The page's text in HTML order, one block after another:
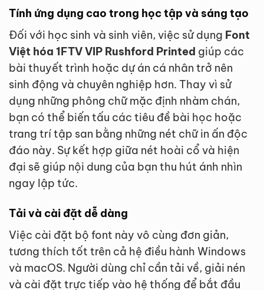
Tính ứng dụng cao trong học tập và sáng tạo
Đối với học sinh và sinh viên, việc sử dụng Font
Việt hóa 1FTV VIP Rushford Printed giúp các
bài thuyết trình hoặc dự án cá nhân trở nên
sinh động và chuyên nghiệp hơn. Thay vì sử
dụng những phông chữ mặc định nhàm chán,
bạn có thể biến tấu các tiêu đề bài học hoặc
trang trí tập san bằng những nét chữ in ấn độc
đáo này. Sự kết hợp giữa nét hoài cổ và hiện
đại sẽ giúp nội dung của bạn thu hút ánh nhìn
ngay lập tức.
Tải và cài đặt dễ dàng
Việc cài đặt bộ font này vô cùng đơn giản,
tương thích tốt trên cả hệ điều hành Windows
và macOS. Người dùng chỉ cần tải về, giải nén
và cài đặt trực tiếp vào hệ thống để bắt đầu